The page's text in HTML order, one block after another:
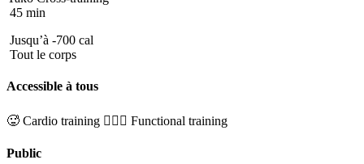
45 min
Jusqu’à -700 cal
Tout le corps
Accessible à tous
🥵 Cardio training 🏋🏼‍♂️ Functional training
Public